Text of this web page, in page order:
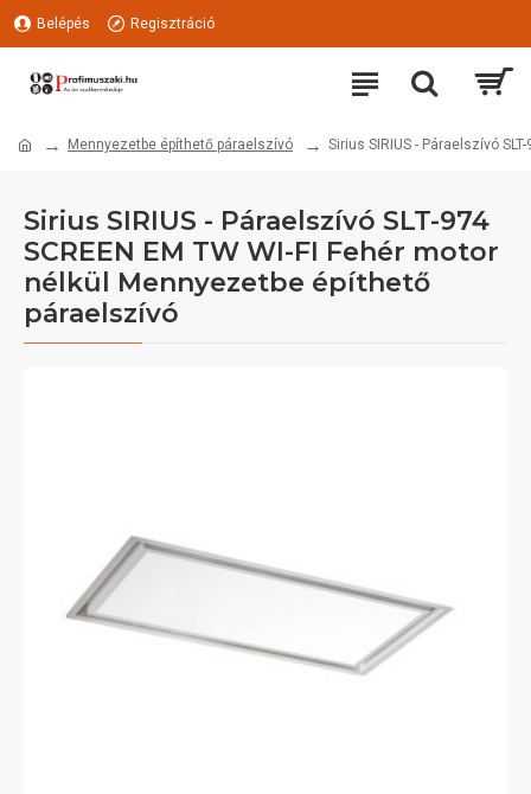
Belépés Regisztráció
Mennyezetbe építhető páraelszívó Sirius SIRIUS - Páraelszívó
Sirius SIRIUS - Páraelszívó SLT-974
SCREEN EM TW WI-FI Fehér motor
nélkül Mennyezetbe építhető
páraelszívó